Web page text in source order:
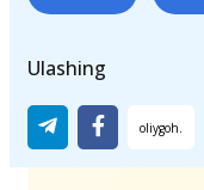
Ulashing